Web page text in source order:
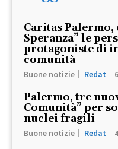
Caritas
Speranza” le
protagoniste di
comunità
Buone notizie Redat -
Palermo, tre
Comunità” per
nuclei fragili
Buone notizie Redat -